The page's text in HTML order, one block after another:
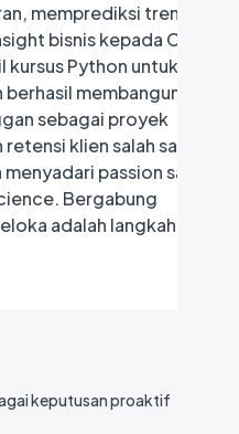
memprediksi tren
bisnis kepada C-
kursus Python untuk
membangun
sebagai proyek
klien salah satu
passion saya
Bergabung
adalah langkah logis
keputusan proaktif